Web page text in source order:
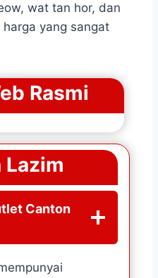
wat tan hor, dan
yang sangat
Rasmi
Lazim
Canton